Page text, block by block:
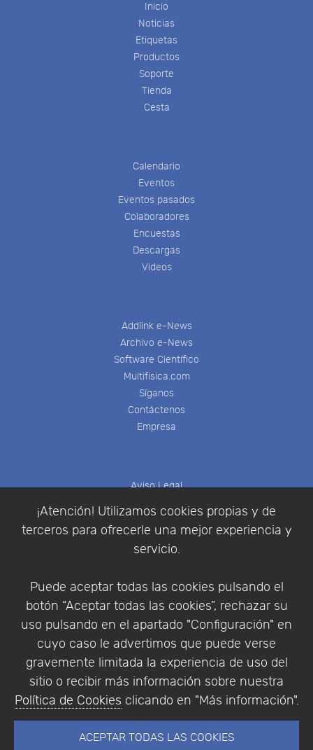
¡Atención! Utilizamos cookies propias y de
terceros para ofrecerle una mejor experiencia y
servicio.
Puede aceptar todas las cookies pulsando el
botón “Aceptar todas las cookies”, rechazar su
uso pulsando en el apartado "Configuración" en
cuyo caso le advertimos que puede verse
gravemente limitada la experiencia de uso del
sitio o recibir más información sobre nuestra
Política de Cookies clicando en "Más información".
ACEPTAR TODAS LAS COOKIES
Inicio
Noticias
Etiquetas
Productos
Soporte
Tienda
Cesta
Calendario
Eventos
Eventos pasados
Colaboradores
Encuestas
Descargas
Videos
Addlink e-News
Archivo e-News
Software Científico
Multifisica.com
Síganos
Contáctenos
Empresa
Aviso Legal
Política de Privacidad
Condiciones de compra
Identificarse
Empresa|Aviso Legal| Política de Privacidad |
Política de Cookies
© Copyright 1994 - 2026. Addlink Software
Científico, S.L.
Portugal.